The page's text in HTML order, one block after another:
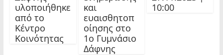
υλοποιήθηκε
από το
Κέντρο
Κοινότητας
και
ευαισθητοπ
οίησης στο
1ο Γυμνάσιο
Δάφνης
10:00